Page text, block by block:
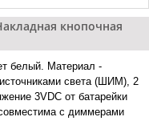
кнопочная
белый. Материал -
света (ШИМ), 2
3VDC от батарейки
с диммерами